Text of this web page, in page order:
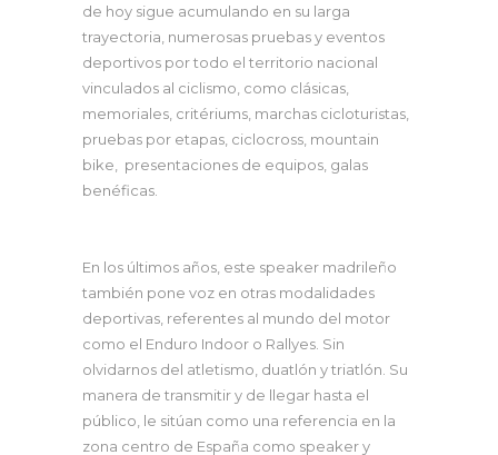
de hoy sigue acumulando en su larga
trayectoria, numerosas pruebas y eventos
deportivos por todo el territorio nacional
vinculados al ciclismo, como clásicas,
memoriales, critériums, marchas cicloturistas,
pruebas por etapas, ciclocross, mountain
bike, presentaciones de equipos, galas
benéficas.
En los últimos años, este speaker madrileño
también pone voz en otras modalidades
deportivas, referentes al mundo del motor
como el Enduro Indoor o Rallyes. Sin
olvidarnos del atletismo, duatlón y triatlón. Su
manera de transmitir y de llegar hasta el
público, le sitúan como una referencia en la
zona centro de España como speaker y